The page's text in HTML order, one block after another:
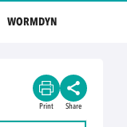
WORMDYN
Print Share